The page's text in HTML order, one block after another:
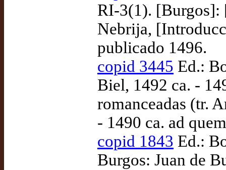
RI-3(1). [Burgos]:
Nebrija,
publicado 1496.
copid 3445 Ed.:
Biel, 1492 ca. -
romanceadas (tr.
- 1490 ca. ad
copid 1843 Ed.:
Burgos: Juan de